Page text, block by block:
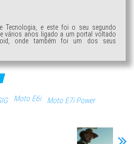
Tecnologia, e este foi o seu segundo
vários anos ligado a um portal voltado
onde também foi um dos seus
Moto E6i
Moto E7i Power